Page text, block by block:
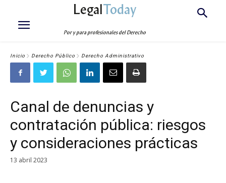
LegalToday
Por y para profesionales del Derecho
Inicio Derecho Público Derecho Administrativo
Canal de denuncias y
contratación pública: riesgos
y consideraciones prácticas
13 abril 2023